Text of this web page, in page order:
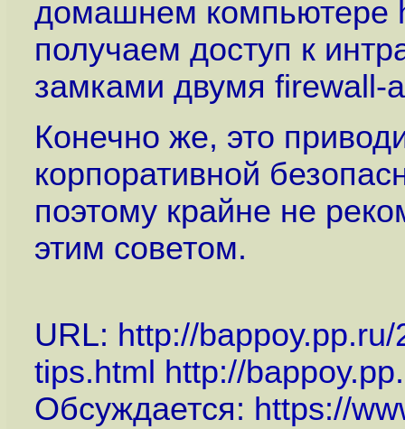
домашнем компьютере
получаем доступ к
замками двумя firewall-
Конечно же, это
корпоративной
поэтому крайне не
этим советом.
URL: http://
tips.html
http://
Обсуждается: https://